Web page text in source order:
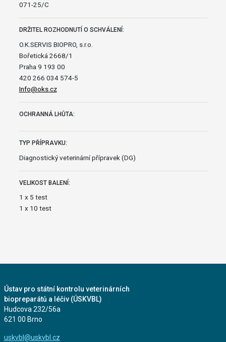
071-25/C
DRŽITEL ROZHODNUTÍ O SCHVÁLENÍ:
O.K.SERVIS BIOPRO, s.r.o.
Bořetická 2668/1
Praha 9 193 00
420 266 034 574-5
Info@oks.cz
OCHRANNÁ LHŮTA:
TYP PŘÍPRAVKU:
Diagnostický veterinární přípravek (DG)
VELIKOST BALENÍ:
1 x 5 test
1 x 10 test
Ústav pro státní kontrolu veterinárních
biopreparátů a léčiv (ÚSKVBL)
Hudcova 232/56a
621 00 Brno
uskvbl@uskvbl.cz